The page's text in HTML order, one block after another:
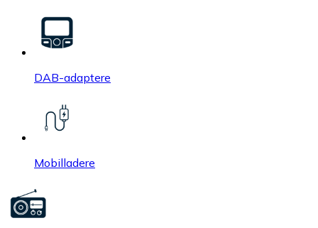
DAB-adaptere
Mobilladere